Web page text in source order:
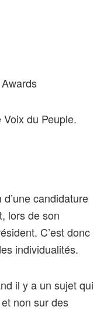
du Peuple.
candidature
lors de son
C’est donc
individualités.
il y a un sujet qui
non sur des